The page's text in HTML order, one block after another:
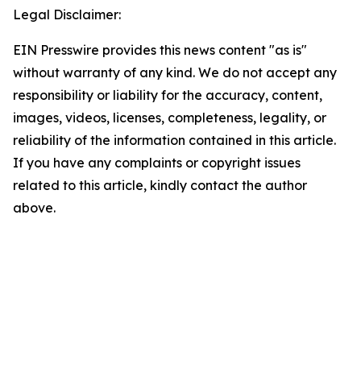
Legal Disclaimer:
EIN Presswire provides this news content "as is"
without warranty of any kind. We do not accept any
responsibility or liability for the accuracy, content,
images, videos, licenses, completeness, legality, or
reliability of the information contained in this article.
If you have any complaints or copyright issues
related to this article, kindly contact the author
above.